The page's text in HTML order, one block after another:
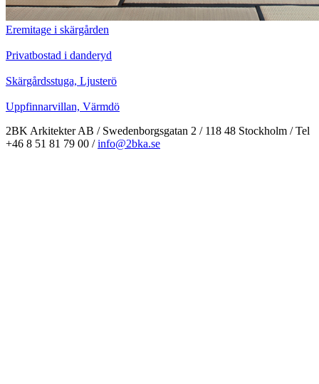
Eremitage i skärgården
Privatbostad i danderyd
Skärgårdsstuga, Ljusterö
Uppfinnarvillan, Värmdö
2BK Arkitekter AB / Swedenborgsgatan 2 / 118 48 Stockholm / Tel
+46 8 51 81 79 00 /info@2bka.se